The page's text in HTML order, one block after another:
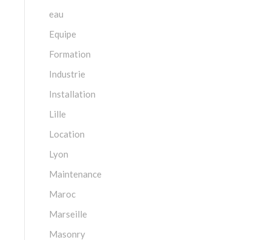
eau
Equipe
Formation
Industrie
Installation
Lille
Location
Lyon
Maintenance
Maroc
Marseille
Masonry